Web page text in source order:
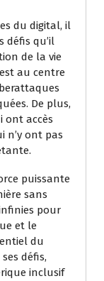
du digital, il
défis qu’il
de la vie
au centre
De plus,
ont accès
n’y ont pas
puissante
sans
pour
et le
du
défis,
inclusif